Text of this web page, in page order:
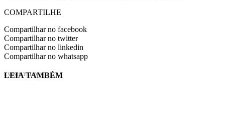
COMPARTILHE
Compartilhar no facebook
Compartilhar no twitter
Compartilhar no linkedin
Compartilhar no whatsapp
EVINIS TALON
LEIA TAMBÉM